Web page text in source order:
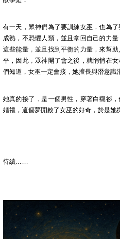
有一天，眾神們為了要訓練女巫，也為
成熟，不恐懼人類，並且拿回自己的力
這些能量，並且找到平衡的力量，來幫
平，因此，眾神開了會之後，就悄悄在
們知道，女巫一定會接，她擅長與潛意識
她真的接了，是一個男性，穿著白襯衫
婚禮，這個夢開啟了女巫的好奇，於是她
待續……